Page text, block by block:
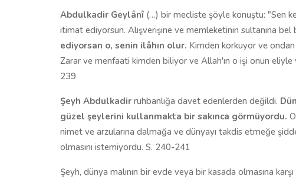
Abdulkadir Geylânî (…) bir mecliste şöyle konuştu: "Sen
itimat ediyorsun. Alışverişine ve memleketinin sultanına bel
ediyorsan o, senin ilâhın olur. Kimden korkuyor ve
Zarar ve menfaati kimden biliyor ve Allah'ın o işi onun eliyle
239
Şeyh Abdulkadir ruhbanlığa davet edenlerden değildi.
güzel şeylerini kullanmakta bir sakınca görmüyordu.
nimet ve arzularına dalmağa ve dünyayı takdis etmeğe
olmasını istemiyordu. S. 240-241
Şeyh, dünya malının bir evde veya bir kasada olmasına